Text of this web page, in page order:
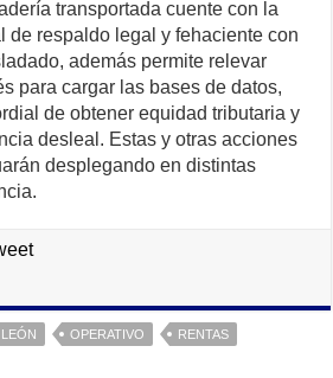
transportada cuente con la
de respaldo legal y fehaciente con
además permite relevar
para cargar las bases de datos,
de obtener equidad tributaria y
desleal. Estas y otras acciones
desplegando en distintas
LEÓN OPERATIVO RENTAS